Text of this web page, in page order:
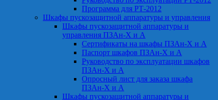
Программа для РТ-2012
Шкафы пускозащитной аппаратуры и управления
Шкафы пускозащитной аппаратуры и
управления ПЗАн-Х и А
Сертификаты на шкафы ПЗАн-Х и А
Паспорт шкафов ПЗАн-Х и А
Руководство по эксплуатации шкафов
ПЗАн-Х и А
Опросный лист для заказа шкафа
ПЗАн-Х и А
Шкафы пускозащитной аппаратуры и